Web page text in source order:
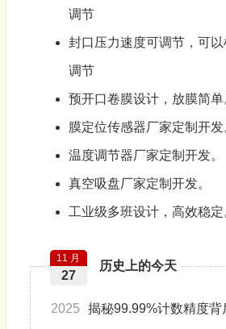
调节
封口压力速度可调节，可
调节
预开口卷膜设计，放膜简单
膜定位传感器厂家定制开发
温度调节器厂家定制开发。
真空吸盘厂家定制开发。
工业级多班设计，高效稳定
历史上的今天
11 月
27
2025 揭秘99.99%计数精度背